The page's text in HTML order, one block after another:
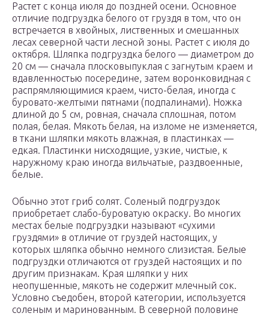
Растет с конца июля до поздней осени. Основное
отличие подгруздка белого от груздя в том, что он
встречается в хвойных, лиственных и смешанных
лесах северной части лесной зоны. Растет с июля до
октября. Шляпка подгруздка белого — диаметром до
20 см — сначала плосковыпуклая с загнутым краем и
вдавленностью посередине, затем воронковидная с
распрямляющимися краем, чисто-белая, иногда с
буровато-желтыми пятнами (подпалинами). Ножка
длиной до 5 см, ровная, сначала сплошная, потом
полая, белая. Мякоть белая, на изломе не изменяется,
в ткани шляпки мякоть влажная, в пластинках —
едкая. Пластинки нисходящие, узкие, чистые, к
наружному краю иногда вильчатые, раздвоенные,
белые.
Обычно этот гриб солят. Соленый подгруздок
приобретает слабо-буроватую окраску. Во многих
местах белые подгруздки называют «сухими
груздями» в отличие от груздей настоящих, у
которых шляпка обычно немного слизистая. Белые
подгруздки отличаются от груздей настоящих и по
другим признакам. Края шляпки у них
неопушенные, мякоть не содержит млечный сок.
Условно съедобен, второй категории, используется
соленым и маринованным. В северной половине